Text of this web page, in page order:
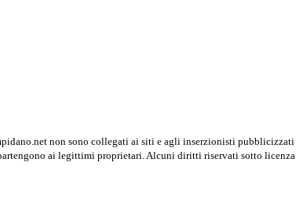
non sono collegati ai siti e agli inserzionisti pubblicizzati
ai legittimi proprietari. Alcuni diritti riservati sotto licenza